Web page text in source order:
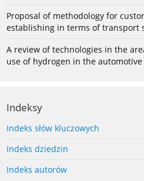
Proposal of methodology for
establishing in terms of transport
A review of technologies in the
use of hydrogen in the
Indeksy
Indeks słów kluczowych
Indeks dziedzin
Indeks autorów